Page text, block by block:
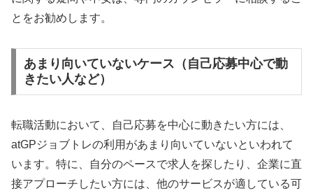
とをお勧めします。
あまり向いていないケース（自己応募中心で動
きたい人など）
転職活動において、自己応募を中心に動きたい方には、
atGPジョブトレの利用があまり向いていないといわれて
います。特に、自分のペースで求人を探したり、企業に直
接アプローチしたい方には、他のサービスが適している可